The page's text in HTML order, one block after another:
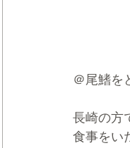
＠尾鰭を
長崎の方
食事をい